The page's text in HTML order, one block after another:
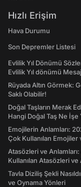
Hızlı Erişim
Hava Durumu
Son Depremler Listesi
Evlilik Yıl Dönümü
Evlilik Yıl dönümü
Rüyada Altın Görmek:
Saklı Olabilir!
Doğal Taşların Merak
Hangi Doğal Taş Ne İşe
Emojilerin Anlamları:
Çok Kullanılan Emojiler
Atasözleri ve
Kullanılan Atasözleri ve
Tavla Diziliş Şekli
ve Oynama Yönleri